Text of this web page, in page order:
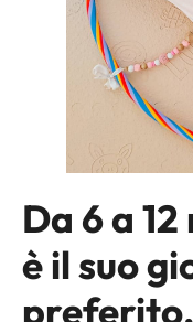
Da 6 a
è il suo
preferito.